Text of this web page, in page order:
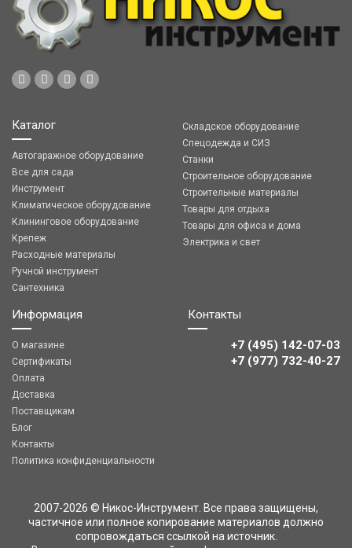
Каталог
Автогаражное оборудование
Все для сада
Инструмент
Климатическое оборудование
Клининговое оборудование
Крепеж
Расходные материалы
Ручной инструмент
Сантехника
Складское оборудование
Спецодежда и СИЗ
Станки
Строительное оборудование
Строительные материалы
Товары для отдыха
Товары для офиса и дома
Электрика и свет
Информация
О магазине
Сертификаты
Оплата
Доставка
Поставщикам
Блог
Контакты
Политика конфиденциальности
Контакты
+7 (495) 142-07-03
‎‎+7 (977) 732-40-27
2007-2026 © Никос-Инструмент. Все права защищены,
частичное или полное копирование материалов должно
сопровождаться ссылкой на источник.